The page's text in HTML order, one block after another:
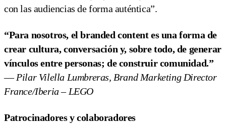
con las audiencias de forma auténtica”.
“Para nosotros, el branded content es una forma de
crear cultura, conversación y, sobre todo, de generar
vínculos entre personas; de construir comunidad.”
—Pilar Vilella Lumbreras, Brand Marketing Director
France/Iberia – LEGO
Patrocinadores y colaboradores